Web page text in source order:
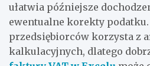
ułatwia późniejsze
ewentualne korekty
przedsiębiorców korzysta z
kalkulacyjnych, dlatego